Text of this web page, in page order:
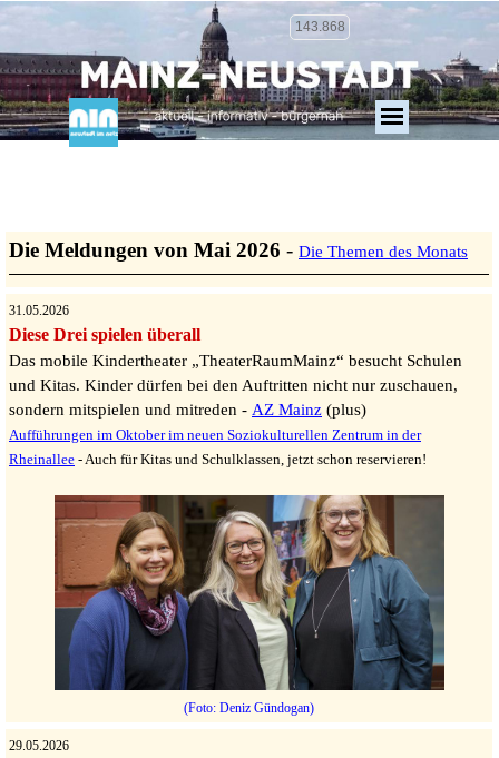
143.868
Die Meldungen von Mai 2026 - Die Themen des Monats
31.05.2026
Diese Drei spielen überall
Das mobile Kindertheater „TheaterRaumMainz“ besucht Schulen
und Kitas. Kinder dürfen bei den Auftritten nicht nur zuschauen,
sondern mitspielen und mitreden - AZ Mainz (plus)
Aufführungen im Oktober im neuen Soziokulturellen Zentrum in der
Rheinallee - Auch für Kitas und Schulklassen, jetzt schon reservieren!
(Foto: Deniz Gündogan)
29.05.2026